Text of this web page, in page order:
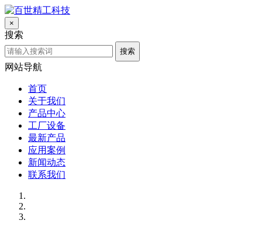
×
搜索
搜索
网站导航
首页
关于我们
产品中心
工厂设备
最新产品
应用案例
新闻动态
联系我们